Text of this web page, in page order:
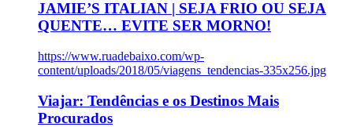
JAMIE’S ITALIAN | SEJA FRIO OU SEJA
QUENTE… EVITE SER MORNO!
https://www.ruadebaixo.com/wp-
content/uploads/2018/05/viagens_tendencias-335x256.jpg
Viajar: Tendências e os Destinos Mais
Procurados